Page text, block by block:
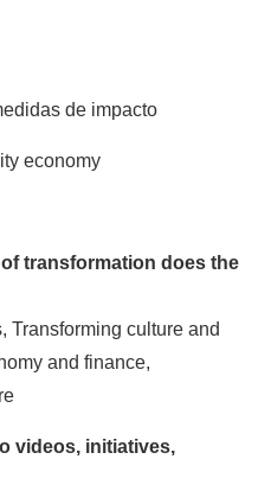
de impacto
economy
transformation does the
Transforming culture and
and finance,
videos, initiatives,